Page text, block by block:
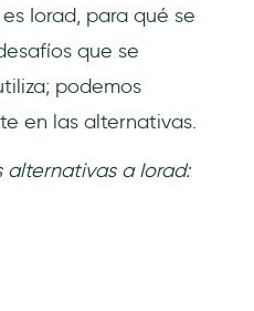
Iorad, para qué se
que se
podemos
en las alternativas.
alternativas a Iorad: